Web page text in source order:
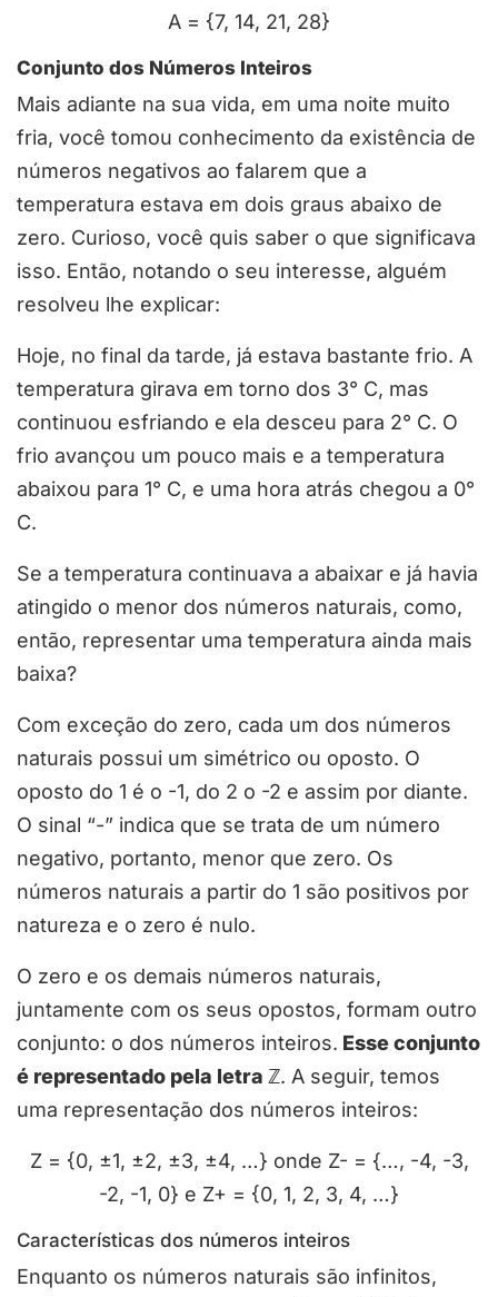
A = {7, 14, 21, 28}
Conjunto dos Números Inteiros
Mais adiante na sua vida, em uma noite muito
fria, você tomou conhecimento da existência de
números negativos ao falarem que a
temperatura estava em dois graus abaixo de
zero. Curioso, você quis saber o que significava
isso. Então, notando o seu interesse, alguém
resolveu lhe explicar:
Hoje, no final da tarde, já estava bastante frio. A
temperatura girava em torno dos 3° C, mas
continuou esfriando e ela desceu para 2° C. O
frio avançou um pouco mais e a temperatura
abaixou para 1° C, e uma hora atrás chegou a 0°
C.
Se a temperatura continuava a abaixar e já havia
atingido o menor dos números naturais, como,
então, representar uma temperatura ainda mais
baixa?
Com exceção do zero, cada um dos números
naturais possui um simétrico ou oposto. O
oposto do 1 é o -1, do 2 o -2 e assim por diante.
O sinal “-” indica que se trata de um número
negativo, portanto, menor que zero. Os
números naturais a partir do 1 são positivos por
natureza e o zero é nulo.
O zero e os demais números naturais,
juntamente com os seus opostos, formam outro
conjunto: o dos números inteiros. Esse conjunto
é representado pela letra ℤ. A seguir, temos
uma representação dos números inteiros:
Z = {0, ±1, ±2, ±3, ±4, …} onde Z- = {…, -4, -3,
-2, -1, 0} e Z+ = {0, 1, 2, 3, 4, …}
Características dos números inteiros
Enquanto os números naturais são infinitos,